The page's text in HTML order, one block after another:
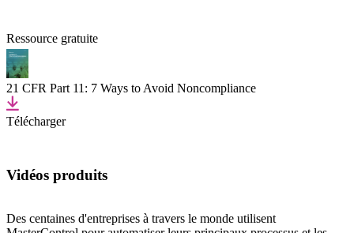
Ressource gratuite
21 CFR Part 11: 7 Ways to Avoid Noncompliance
Télécharger
Vidéos produits
Des centaines d'entreprises à travers le monde utilisent